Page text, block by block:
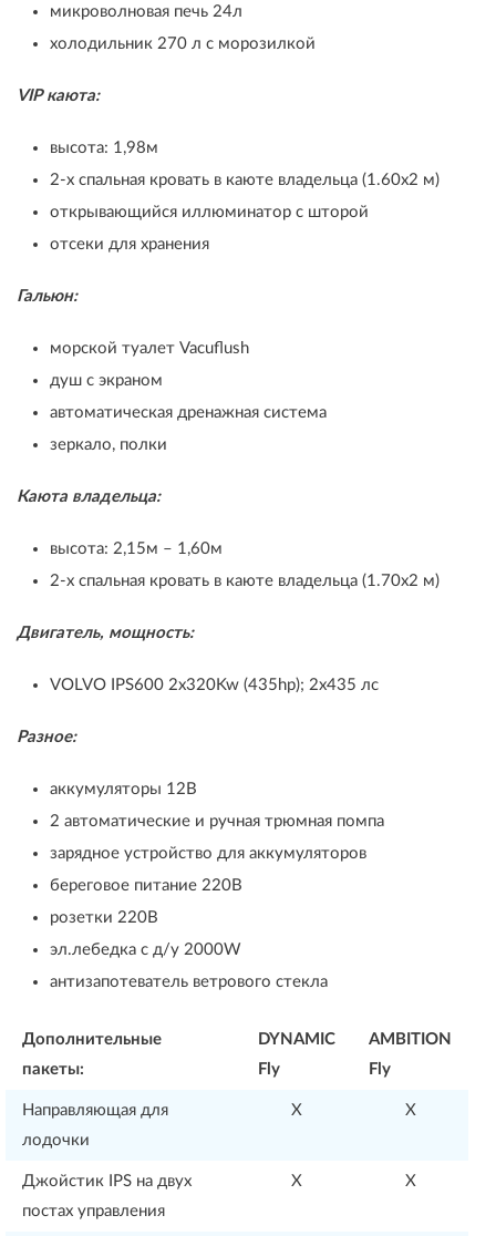
микроволновая печь 24л
холодильник 270 л с морозилкой
VIP каюта:
высота: 1,98м
2-х спальная кровать в каюте владельца (1.60х2 м)
открывающийся иллюминатор с шторой
отсеки для хранения
Гальюн:
морской туалет Vacuflush
душ с экраном
автоматическая дренажная система
зеркало, полки
Каюта владельца:
высота: 2,15м – 1,60м
2-х спальная кровать в каюте владельца (1.70х2 м)
Двигатель, мощность:
VOLVO IPS600 2x320Kw (435hp); 2х435 лс
Разное:
аккумуляторы 12В
2 автоматические и ручная трюмная помпа
зарядное устройство для аккумуляторов
береговое питание 220В
розетки 220В
эл.лебедка с д/у 2000W
антизапотеватель ветрового стекла
Дополнительные
пакеты:
DYNAMIC
Fly
AMBITION
Fly
Направляющая для
лодочки
X X
Джойстик IPS на двух
постах управления
X X